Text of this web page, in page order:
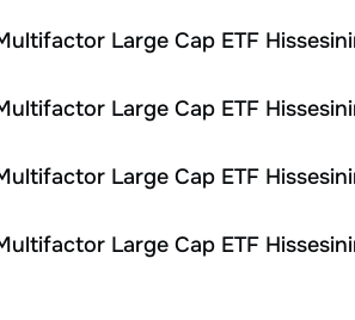
Large Cap ETF
Large Cap ETF
Large Cap ETF
Large Cap ETF